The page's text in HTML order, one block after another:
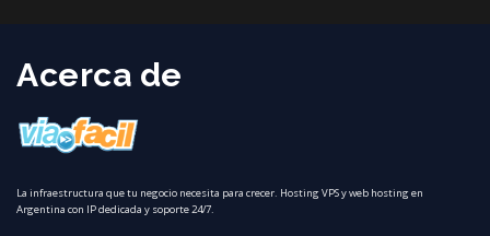
Acerca de
La infraestructura que tu negocio necesita para crecer. Hosting VPS y web hosting en
Argentina con IP dedicada y soporte 24/7.